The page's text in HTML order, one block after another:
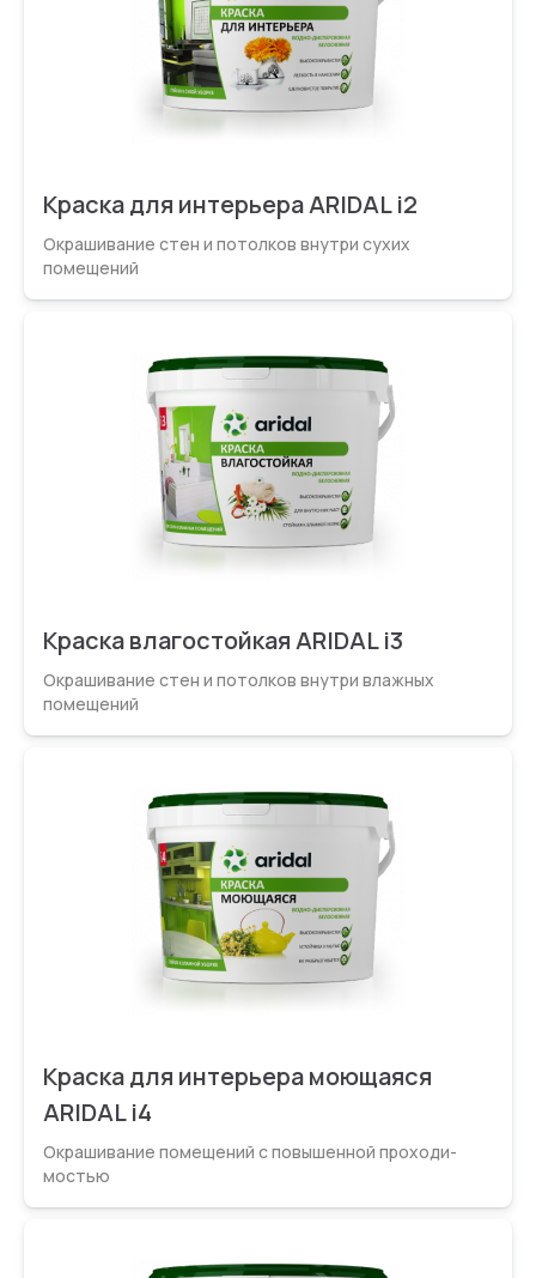
Краска для интерьера ARIDAL i2
Окрашивание стен и потолков внутри сухих
помещений
Краска влагостойкая ARIDAL i3
Окрашивание стен и потолков внутри влажных
помещений
Краска для интерьера моющаяся
ARIDAL i4
Окрашивание помещений с повышенной проходи­
мостью